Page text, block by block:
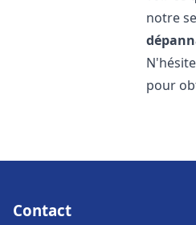
notre
pour
Contact